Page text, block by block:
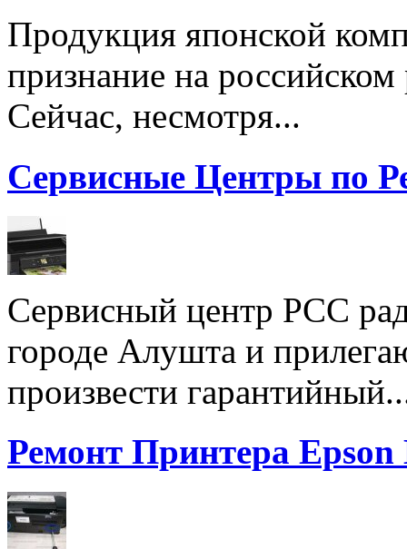
Продукция японской
признание на
Сейчас, несмотря...
Сервисные Центры по
Сервисный центр РСС
городе Алушта и
произвести
Ремонт Принтера